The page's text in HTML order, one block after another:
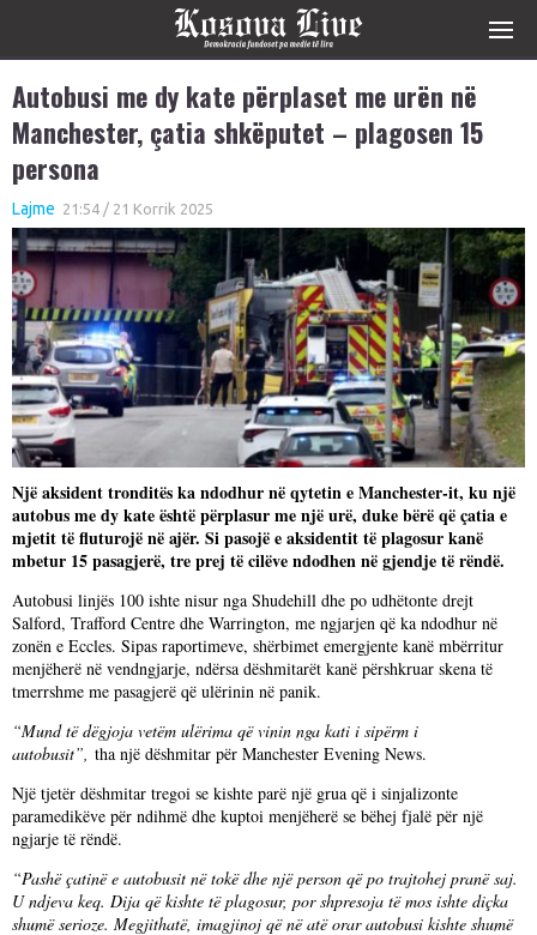
Autobusi me dy kate përplaset me urën në
Manchester, çatia shkëputet – plagosen 15
persona
Lajme 21:54 / 21 Korrik 2025
Një aksident tronditës ka ndodhur në qytetin e Manchester-it, ku një
autobus me dy kate është përplasur me një urë, duke bërë që çatia e
mjetit të fluturojë në ajër. Si pasojë e aksidentit të plagosur kanë
mbetur 15 pasagjerë, tre prej të cilëve ndodhen në gjendje të rëndë.
Autobusi linjës 100 ishte nisur nga Shudehill dhe po udhëtonte drejt
Salford, Trafford Centre dhe Warrington, me ngjarjen që ka ndodhur në
zonën e Eccles. Sipas raportimeve, shërbimet emergjente kanë mbërritur
menjëherë në vendngjarje, ndërsa dëshmitarët kanë përshkruar skena të
tmerrshme me pasagjerë që ulërinin në panik.
“Mund të dëgjoja vetëm ulërima që vinin nga kati i sipërm i
autobusit”, tha një dëshmitar për Manchester Evening News.
Një tjetër dëshmitar tregoi se kishte parë një grua që i sinjalizonte
paramedikëve për ndihmë dhe kuptoi menjëherë se bëhej fjalë për një
ngjarje të rëndë.
“Pashë çatinë e autobusit në tokë dhe një person që po trajtohej pranë saj.
U ndjeva keq. Dija që kishte të plagosur, por shpresoja të mos ishte diçka
shumë serioze. Megjithatë, imagjinoj që në atë orar autobusi kishte shumë